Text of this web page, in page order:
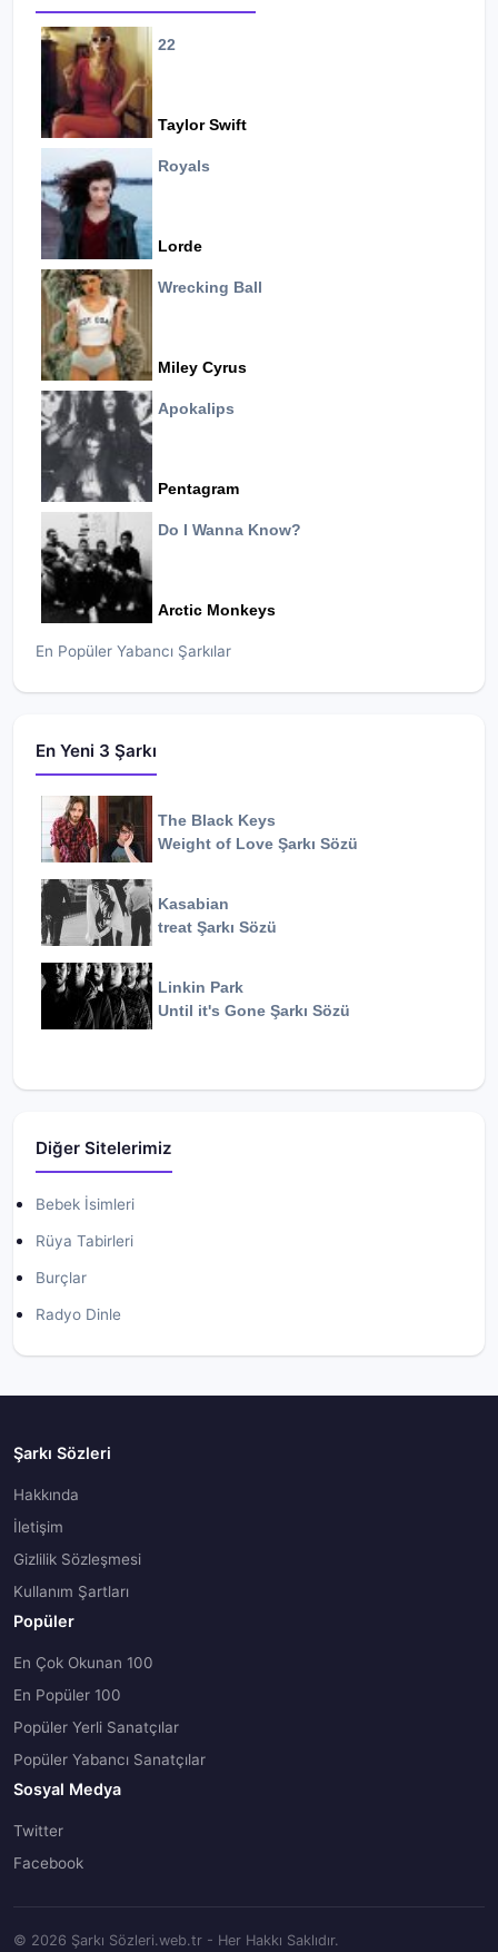
22
Taylor Swift
Royals
Lorde
Wrecking Ball
Miley Cyrus
Apokalips
Pentagram
Do I Wanna Know?
Arctic Monkeys
En Popüler Yabancı Şarkılar
En Yeni 3 Şarkı
The Black Keys
Weight of Love Şarkı Sözü
Kasabian
treat Şarkı Sözü
Linkin Park
Until it's Gone Şarkı Sözü
Diğer Sitelerimiz
Bebek İsimleri
Rüya Tabirleri
Burçlar
Radyo Dinle
Şarkı Sözleri
Hakkında
İletişim
Gizlilik Sözleşmesi
Kullanım Şartları
Popüler
En Çok Okunan 100
En Popüler 100
Popüler Yerli Sanatçılar
Popüler Yabancı Sanatçılar
Sosyal Medya
Twitter
Facebook
© 2026 Şarkı Sözleri.web.tr - Her Hakkı Saklıdır.